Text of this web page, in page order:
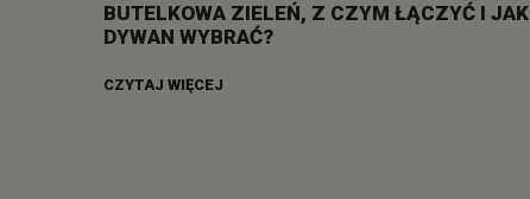
BUTELKOWA ZIELEŃ, Z CZYM ŁĄCZYĆ I
DYWAN WYBRAĆ?
CZYTAJ WIĘCEJ